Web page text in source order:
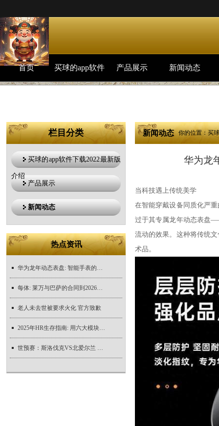
首页 买球的app软件
版介绍
产品展示 新闻动态
栏目分类
买球的app软件下载2022最新版
介绍
产品展示
新闻动态
热点资讯
华为龙年动态表盘: 智能手表的颜值天花板与
每体: 莱万与巴萨的合同到2026年到期, 不存在
老人未去世被要求火化 官方致歉
2025年HR生存指南: 用六大模块计划表给自己减
世预赛：斯洛伐克VS北爱尔兰 赛前全方位分析
新闻动态 你的位置： 买
华为龙
当科技遇上传统美学
在智能穿戴设备同质化严
过于其专属龙年动态表盘
流动的效果。这种将传统
术品。